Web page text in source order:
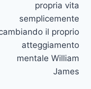
propria vita
semplicemente
il proprio
atteggiamento
mentale William
James